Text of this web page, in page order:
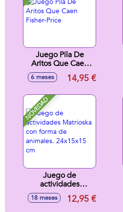
Juego Pila De
Aritos Que Caen
Fisher-Price
6 meses 14,95 €
NOVEDAD
Juego de
actividades
Matrioska con
forma de animales.
18 meses 12,95 €